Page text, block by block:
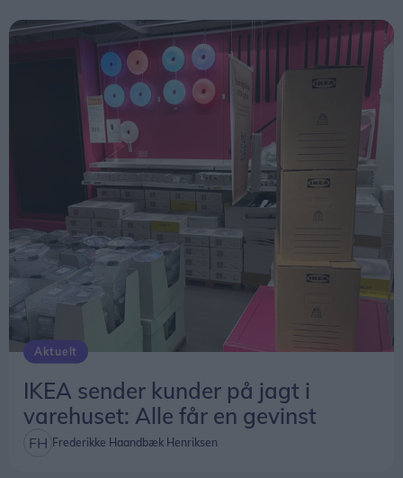
Aktuelt
IKEA sender kunder på jagt i
varehuset: Alle får en gevinst
Frederikke Haandbæk Henriksen